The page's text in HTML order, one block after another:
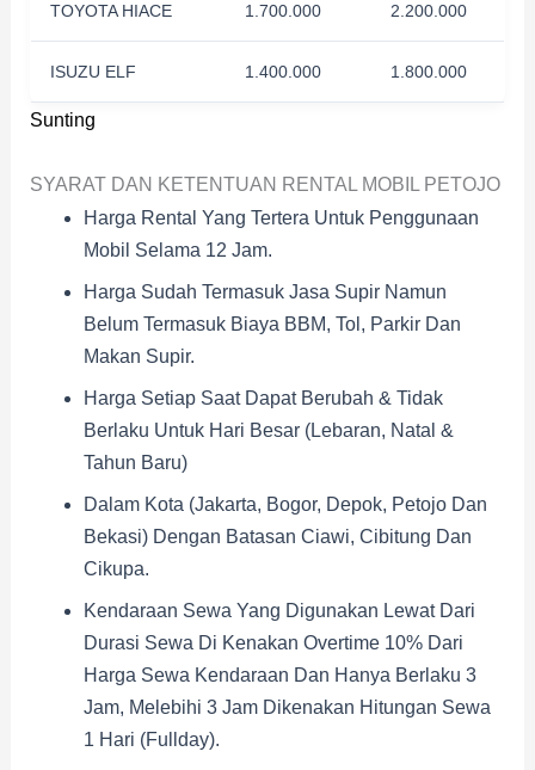
Sunting
TOYOTA HIACE 1.700.000 2.200.000
ISUZU ELF 1.400.000 1.800.000
SYARAT DAN KETENTUAN RENTAL MOBIL PETOJO
Harga Rental Yang Tertera Untuk Penggunaan
Mobil Selama 12 Jam.
Harga Sudah Termasuk Jasa Supir Namun
Belum Termasuk Biaya BBM, Tol, Parkir Dan
Makan Supir.
Harga Setiap Saat Dapat Berubah & Tidak
Berlaku Untuk Hari Besar (Lebaran, Natal &
Tahun Baru)
Dalam Kota (Jakarta, Bogor, Depok, Petojo Dan
Bekasi) Dengan Batasan Ciawi, Cibitung Dan
Cikupa.
Kendaraan Sewa Yang Digunakan Lewat Dari
Durasi Sewa Di Kenakan Overtime 10% Dari
Harga Sewa Kendaraan Dan Hanya Berlaku 3
Jam, Melebihi 3 Jam Dikenakan Hitungan Sewa
1 Hari (fullday).